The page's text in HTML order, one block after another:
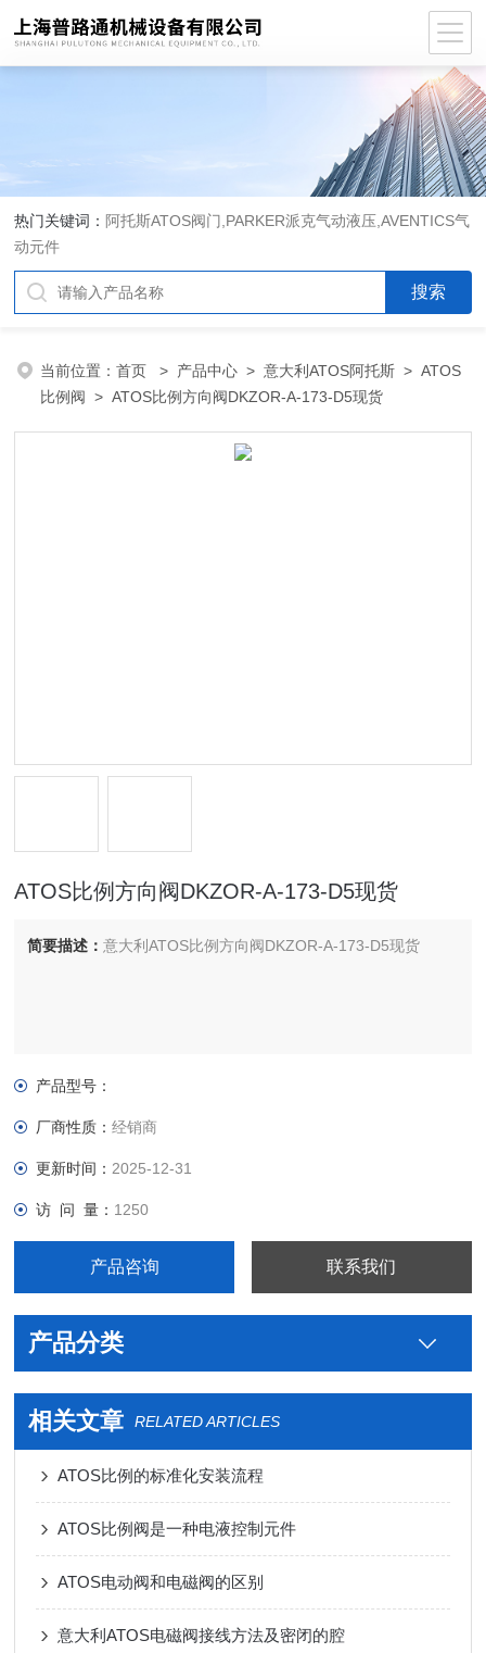
热门关键词： 阿托斯ATOS阀门,PARKER派克气动液压,AVENTICS气
动元件
当前位置：首页 > 产品中心 >意大利ATOS阿托斯 >ATOS
比例阀 > ATOS比例方向阀DKZOR-A-173-D5现货
ATOS比例方向阀DKZOR-A-173-D5现货
简要描述：意大利ATOS比例方向阀DKZOR-A-173-D5现货
产品型号：
厂商性质：经销商
更新时间： 2025-12-31
访 问 量： 1250
产品咨询 联系我们
产品分类
相关文章 RELATED ARTICLES
ATOS比例的标准化安装流程
ATOS比例阀是一种电液控制元件
ATOS电动阀和电磁阀的区别
意大利ATOS电磁阀接线方法及密闭的腔